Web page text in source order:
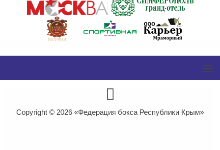
Copyright © 2026 «Федерация бокса Республики Крым»